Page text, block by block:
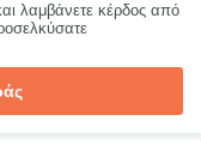
λαμβάνετε κέρδος από